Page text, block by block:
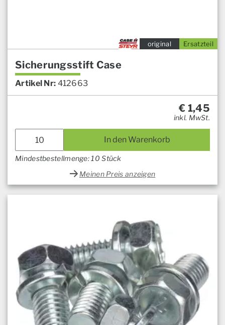
Ersatzteil
original
Sicherungsstift Case
Artikel Nr: 412663
€ 1,45
inkl. MwSt.
In den Warenkorb
Mindestbestellmenge: 10 Stück
Meinen Preis anzeigen